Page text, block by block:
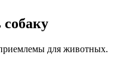
для животных.